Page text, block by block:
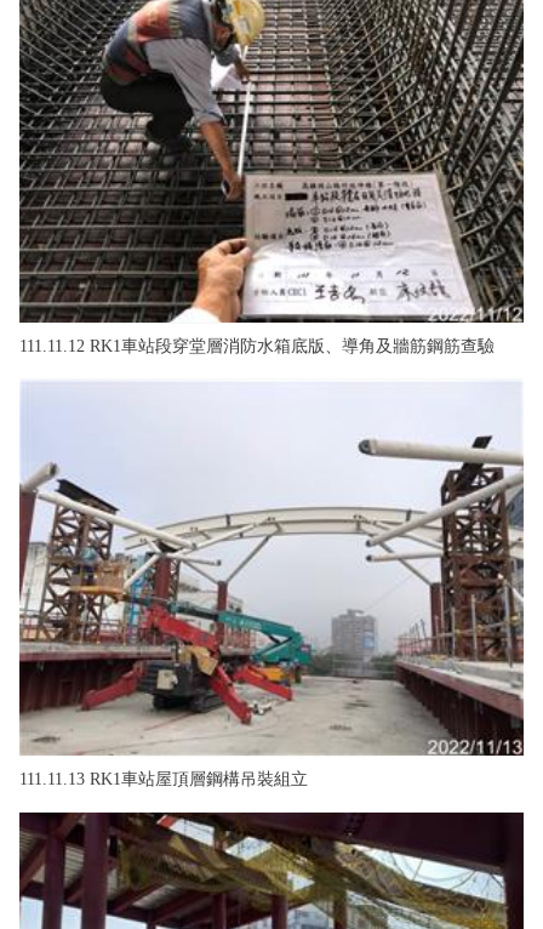
111.11.12 RK1車站段穿堂層消防水箱底版、導角及牆筋鋼筋查驗
111.11.13 RK1車站屋頂層鋼構吊裝組立